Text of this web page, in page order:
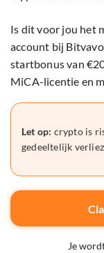
Is dit voor jou het
account bij
startbonus van
MiCA-licentie en
Let op: crypto is
gedeeltelijk
Je